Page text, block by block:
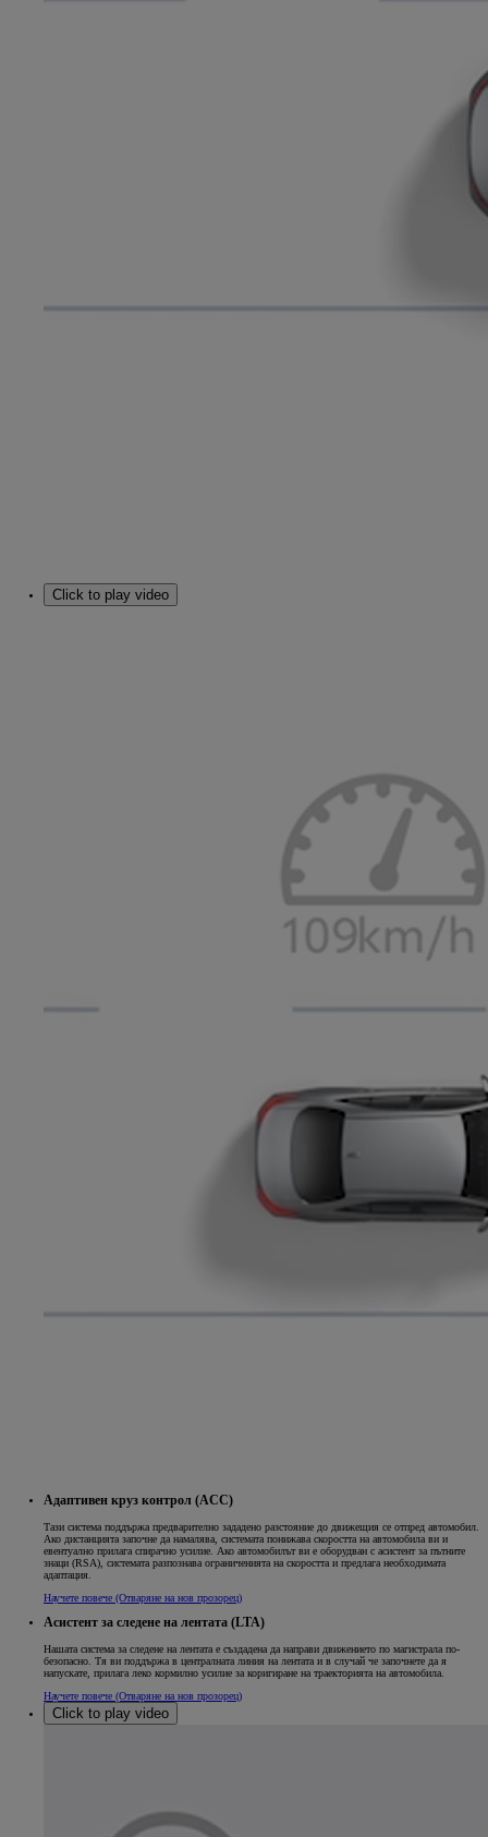
Click to play video
Адаптивен круз контрол (ACC)
Тази система поддържа предварително зададено разстояние до движещия се отпред автомобил.
Ако дистанцията започне да намалява, системата понижава скоростта на автомобила ви и
евентуално прилага спирачно усилие. Ако автомобилът ви е оборудван с асистент за пътните
знаци (RSA), системата разпознава ограниченията на скоростта и предлага необходимата
адаптация.
Научете повече (Отваряне на нов прозорец)
Асистент за следене на лентата (LTA)
Нашата система за следене на лентата е създадена да направи движението по магистрала по-
безопасно. Тя ви поддържа в централната линия на лентата и в случай че започнете да я
напускате, прилага леко кормилно усилие за коригиране на траекторията на автомобила.
Научете повече (Отваряне на нов прозорец)
Click to play video